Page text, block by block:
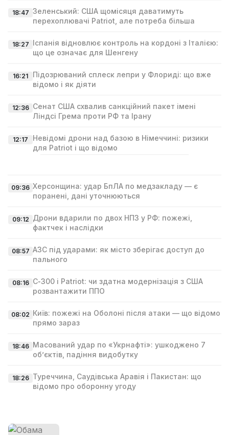
18:47 Зеленський: США щомісяця даватимуть
перехоплювачі Patriot, але потреба більша
18:27 Іспанія відновлює контроль на кордоні з Італією:
що це означає для Шенгену
16:21
Підозрюваний сплеск лепри у Флориді: що вже
відомо і як діяти
12:36 Сенат США схвалив санкційний пакет імені
Ліндсі Гремa проти РФ та Ірану
12:17
Невідомі дрони над базою в Німеччині: ризики
для Patriot і що відомо
09:36 Херсонщина: удар БпЛА по медзакладу — є
поранені, дані уточнюються
09:12 Дрони вдарили по двох НПЗ у РФ: пожежі,
фактчек і наслідки
08:57 АЗС під ударами: як місто зберігає доступ до
пального
08:16 С‑300 і Patriot: чи здатна модернізація з США
розвантажити ППО
08:02 Київ: пожежі на Оболоні після атаки — що відомо
прямо зараз
18:46 Масований удар по «Укрнафті»: ушкоджено 7
об’єктів, падіння видобутку
18:26 Туреччина, Саудівська Аравія і Пакистан: що
відомо про оборонну угоду